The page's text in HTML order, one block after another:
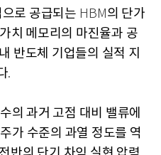
로 공급되는 HBM의 단가
치 메모리의 마진율과 공
반도체 기업들의 실적 지
.
의 과거 고점 대비 밸류에
가 수준의 과열 정도를 역